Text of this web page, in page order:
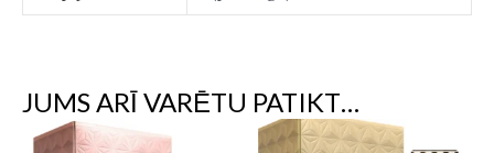
JUMS ARĪ VARĒTU PATIKT…